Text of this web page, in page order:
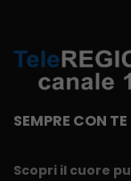
SEMPRE CON TE
Scopri il cuore